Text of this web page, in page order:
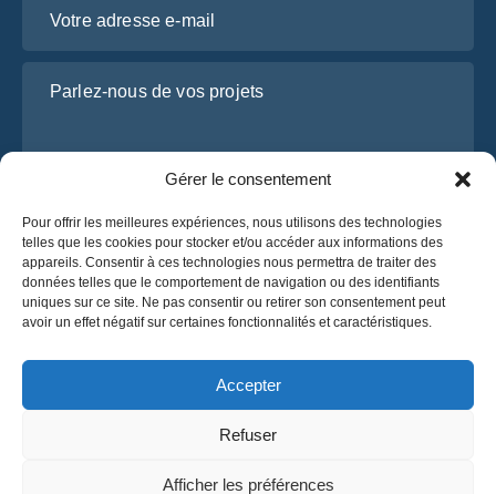
Gérer le consentement
Pour offrir les meilleures expériences, nous utilisons des technologies
telles que les cookies pour stocker et/ou accéder aux informations des
appareils. Consentir à ces technologies nous permettra de traiter des
données telles que le comportement de navigation ou des identifiants
uniques sur ce site. Ne pas consentir ou retirer son consentement peut
avoir un effet négatif sur certaines fonctionnalités et caractéristiques.
Accepter
Refuser
Afficher les préférences
J’ai lu et j’accepte lapolitique de confidentialité
d’OsaBus.
Obtenez un devis
Obtenez un devis